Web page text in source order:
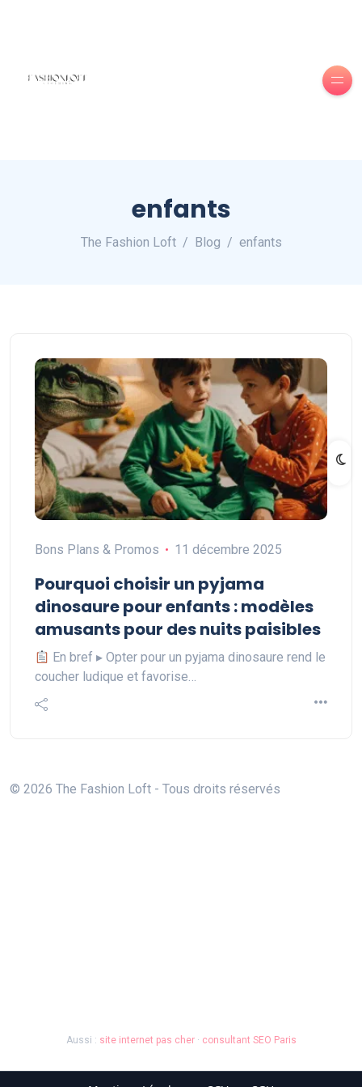
enfants
The Fashion Loft Blog enfants
Bons Plans & Promos 11 décembre 2025
Pourquoi choisir un pyjama
dinosaure pour enfants : modèles
amusants pour des nuits paisibles
En bref ▸ Opter pour un pyjama dinosaure rend le
coucher ludique et favorise…
© 2026 The Fashion Loft - Tous droits réservés
Aussi : site internet pas cher· consultant SEO Paris